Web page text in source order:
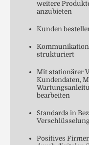
weitere
anzubieten
Kunden
strukturiert
Mit stationärer
Kundendaten,
bearbeiten
Standards in
Positives